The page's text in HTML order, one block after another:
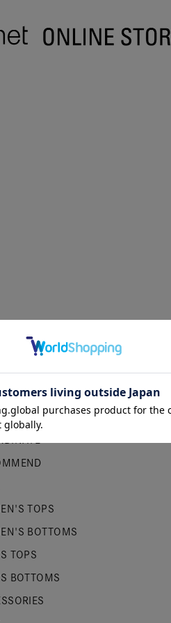
リー
ITEMS
TOPS
BOTTOMS
TOPS
BOTTOMS